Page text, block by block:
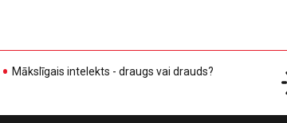
Mākslīgais intelekts - draugs vai drauds?